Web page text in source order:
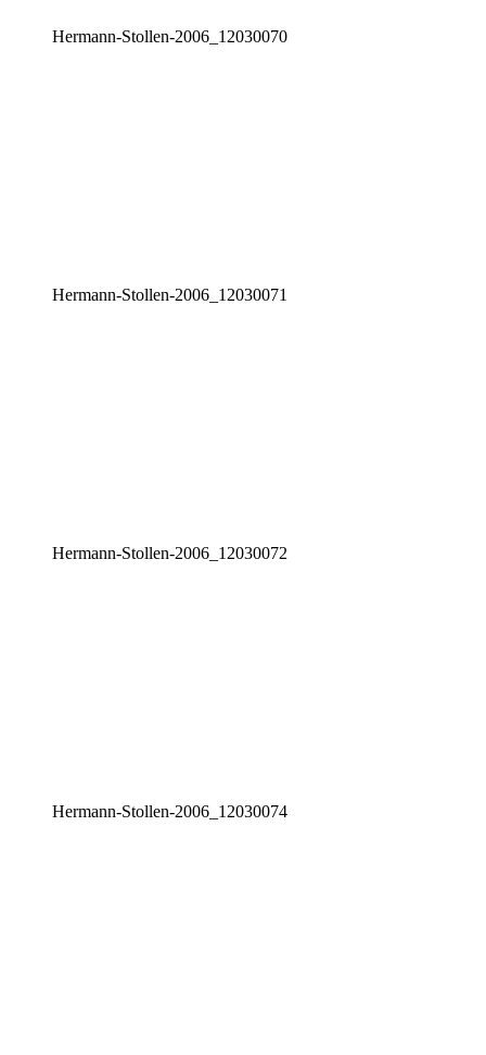
Her­mann-Stol­len-2006_12030070
Her­mann-Stol­len-2006_12030071
Her­mann-Stol­len-2006_12030072
Her­mann-Stol­len-2006_12030074